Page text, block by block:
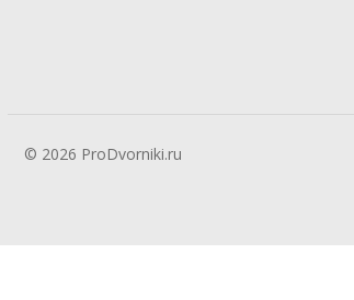
© 2026 ProDvorniki.ru